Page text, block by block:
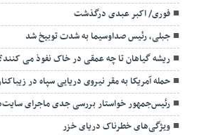
فوری/ اکبر عبدی درگذشت
جبلی، رئیس صداوسیما به شدت توبیخ شد
ریشه گیاهان تا چه عمقی در خاک نفوذ می
حمله آمریکا به مقر نیروی دریایی سپاه در
رئیس‌جمهور خواستار بررسی جدی ماجرای
ویژگی‌های خطرناک دریای خزر